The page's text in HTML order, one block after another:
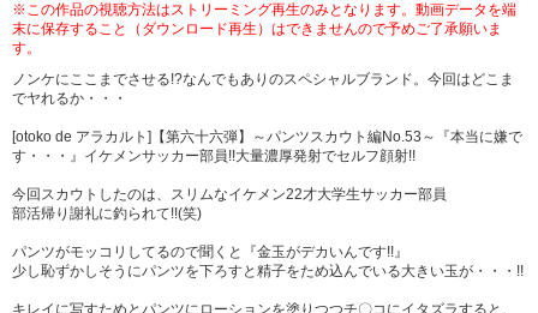
※この作品の視聴方法はストリーミング再生のみとなります。動画データを端
末に保存すること（ダウンロード再生）はできませんので予めご了承願いま
す。
ノンケにここまでさせる!?なんでもありのスペシャルブランド。今回はどこま
でヤれるか・・・
[otoko de アラカルト]【第六十六弾】～パンツスカウト編No.53～『本当に嫌で
す・・・』イケメンサッカー部員!!大量濃厚発射でセルフ顔射!!
今回スカウトしたのは、スリムなイケメン22才大学生サッカー部員
部活帰り謝礼に釣られて!!(笑)
パンツがモッコリしてるので聞くと『金玉がデカいんです!!』
少し恥ずかしそうにパンツを下ろすと精子をため込んでいる大きい玉が・・・!!
キレイに写すためとパンツにローションを塗りつつチ〇コにイタズラすると、